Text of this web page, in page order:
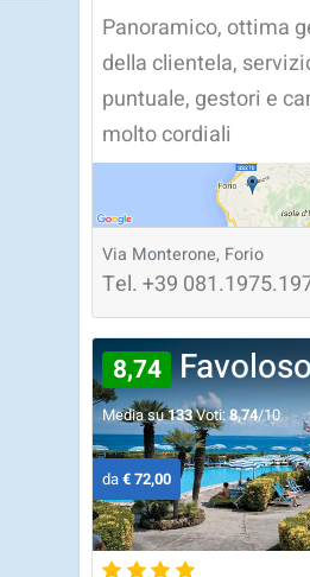
Panoramico, ottima
della clientela,
puntuale, gestori e
molto cordiali
Via Monterone, Forio
Tel.+39
8,74
Media su133Voti:8,74/10
da€ 72,00